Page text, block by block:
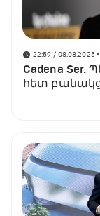
22:59 / 08.08.2025
Cadena
հետ